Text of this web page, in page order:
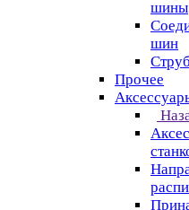
шины
шин
Прочее